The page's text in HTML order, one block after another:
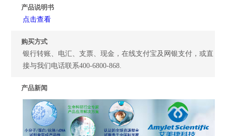
产品说明书
点击查看
购买方式
银行转账、电汇、支票、现金，在线支付宝及网银支付，或直
接与我们电话联系400-6800-868.
产品新闻